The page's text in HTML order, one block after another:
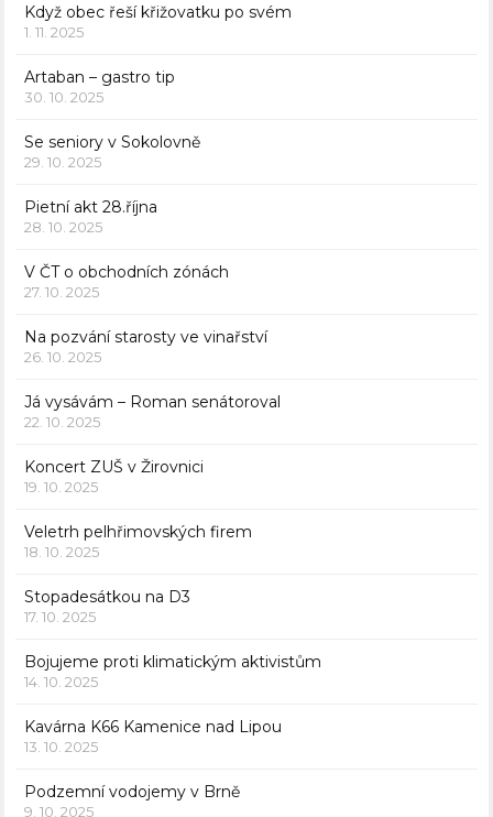
Když obec řeší křižovatku po svém
1. 11. 2025
Artaban – gastro tip
30. 10. 2025
Se seniory v Sokolovně
29. 10. 2025
Pietní akt 28.října
28. 10. 2025
V ČT o obchodních zónách
27. 10. 2025
Na pozvání starosty ve vinařství
26. 10. 2025
Já vysávám – Roman senátoroval
22. 10. 2025
Koncert ZUŠ v Žirovnici
19. 10. 2025
Veletrh pelhřimovských firem
18. 10. 2025
Stopadesátkou na D3
17. 10. 2025
Bojujeme proti klimatickým aktivistům
14. 10. 2025
Kavárna K66 Kamenice nad Lipou
13. 10. 2025
Podzemní vodojemy v Brně
9. 10. 2025